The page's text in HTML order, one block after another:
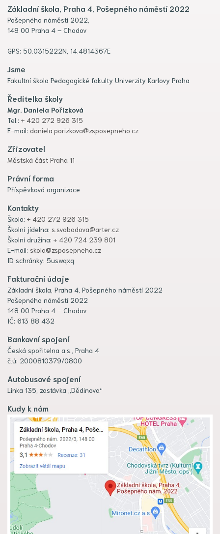
Základní škola, Praha 4, Pošepného náměstí 2022
Pošepného náměstí 2022,
148 00 Praha 4 – Chodov
GPS: 50.0315222N, 14.4814367E
Jsme
Fakultní škola Pedagogické fakulty Univerzity Karlovy Praha
Ředitelka školy
Mgr. Daniela Pořízková
Tel.: + 420 272 926 315
E-mail: daniela.porizkova@zsposepneho.cz
Zřizovatel
Městská část Praha 11
Právní forma
Příspěvková organizace
Kontakty
Škola: + 420 272 926 315
Školní jídelna: s.svobodova@arter.cz
Školní družina: + 420 724 239 801
E-mail: skola@zsposepneho.cz
ID schránky: 5uswqxq
Fakturační údaje
Základní škola, Praha 4, Pošepného náměstí 2022
Pošepného náměstí 2022
148 00 Praha 4 – Chodov
IČ: 613 88 432
Bankovní spojení
Česká spořitelna a.s., Praha 4
č.ú: 2000810379/0800
Autobusové spojení
Linka 135, zastávka „Dědinova“
Kudy k nám